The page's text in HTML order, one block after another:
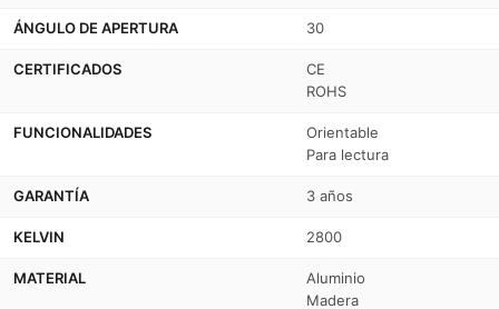
ÁNGULO DE APERTURA 30
CERTIFICADOS
CE
ROHS
FUNCIONALIDADES
Orientable
Para lectura
GARANTÍA 3 años
KELVIN 2800
MATERIAL
Aluminio
Madera